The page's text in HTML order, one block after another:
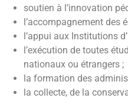
soutien à l’innovation
l’accompagnement des
l’appui aux Institutions
l’exécution de toutes
nationaux ou étrangers ;
la formation des
la collecte, de la